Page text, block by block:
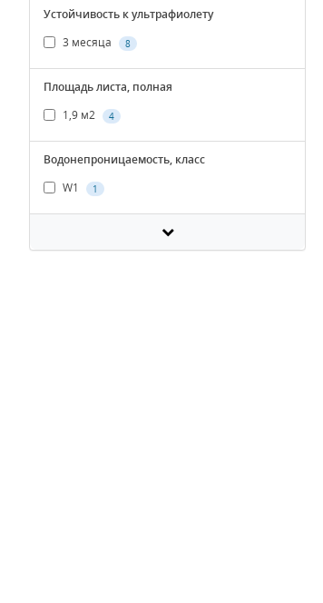
Устойчивость к ультрафиолету
3 месяца
8
Площадь листа, полная
1,9 м2
4
Водонепроницаемость, класс
W1
1